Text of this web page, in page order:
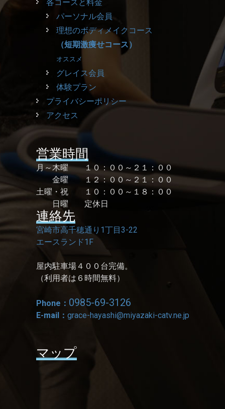
各コースと料金
パーソナル会員
理想のボディメイクコース
（短期激痩せコース）
オススメ
グレイス会員
体験プラン
プライバシーポリシー
アクセス
営業時間
月～木曜 １０：００～２１：００
金曜 １２：００～２１：００
土曜・祝 １０：００～１８：００
日曜 定休日
連絡先
宮崎市高千穂通り1丁目3-22
エースランド1F
屋内駐車場４００台完備。
（利用者は６時間無料）
Phone： 0985-69-3126
E-mail： grace-hayashi@miyazaki-catv.ne.jp
マップ